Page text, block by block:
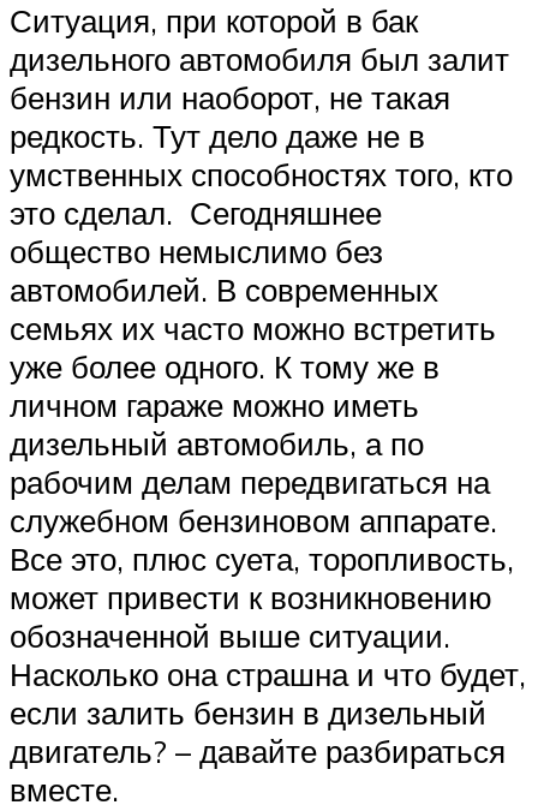
Ситуация, при которой в бак
дизельного автомобиля был залит
бензин или наоборот, не такая
редкость. Тут дело даже не в
умственных способностях того, кто
это сделал. Сегодняшнее
общество немыслимо без
автомобилей. В современных
семьях их часто можно встретить
уже более одного. К тому же в
личном гараже можно иметь
дизельный автомобиль, а по
рабочим делам передвигаться на
служебном бензиновом аппарате.
Все это, плюс суета, торопливость,
может привести к возникновению
обозначенной выше ситуации.
Насколько она страшна и что будет,
если залить бензин в дизельный
двигатель? – давайте разбираться
вместе.